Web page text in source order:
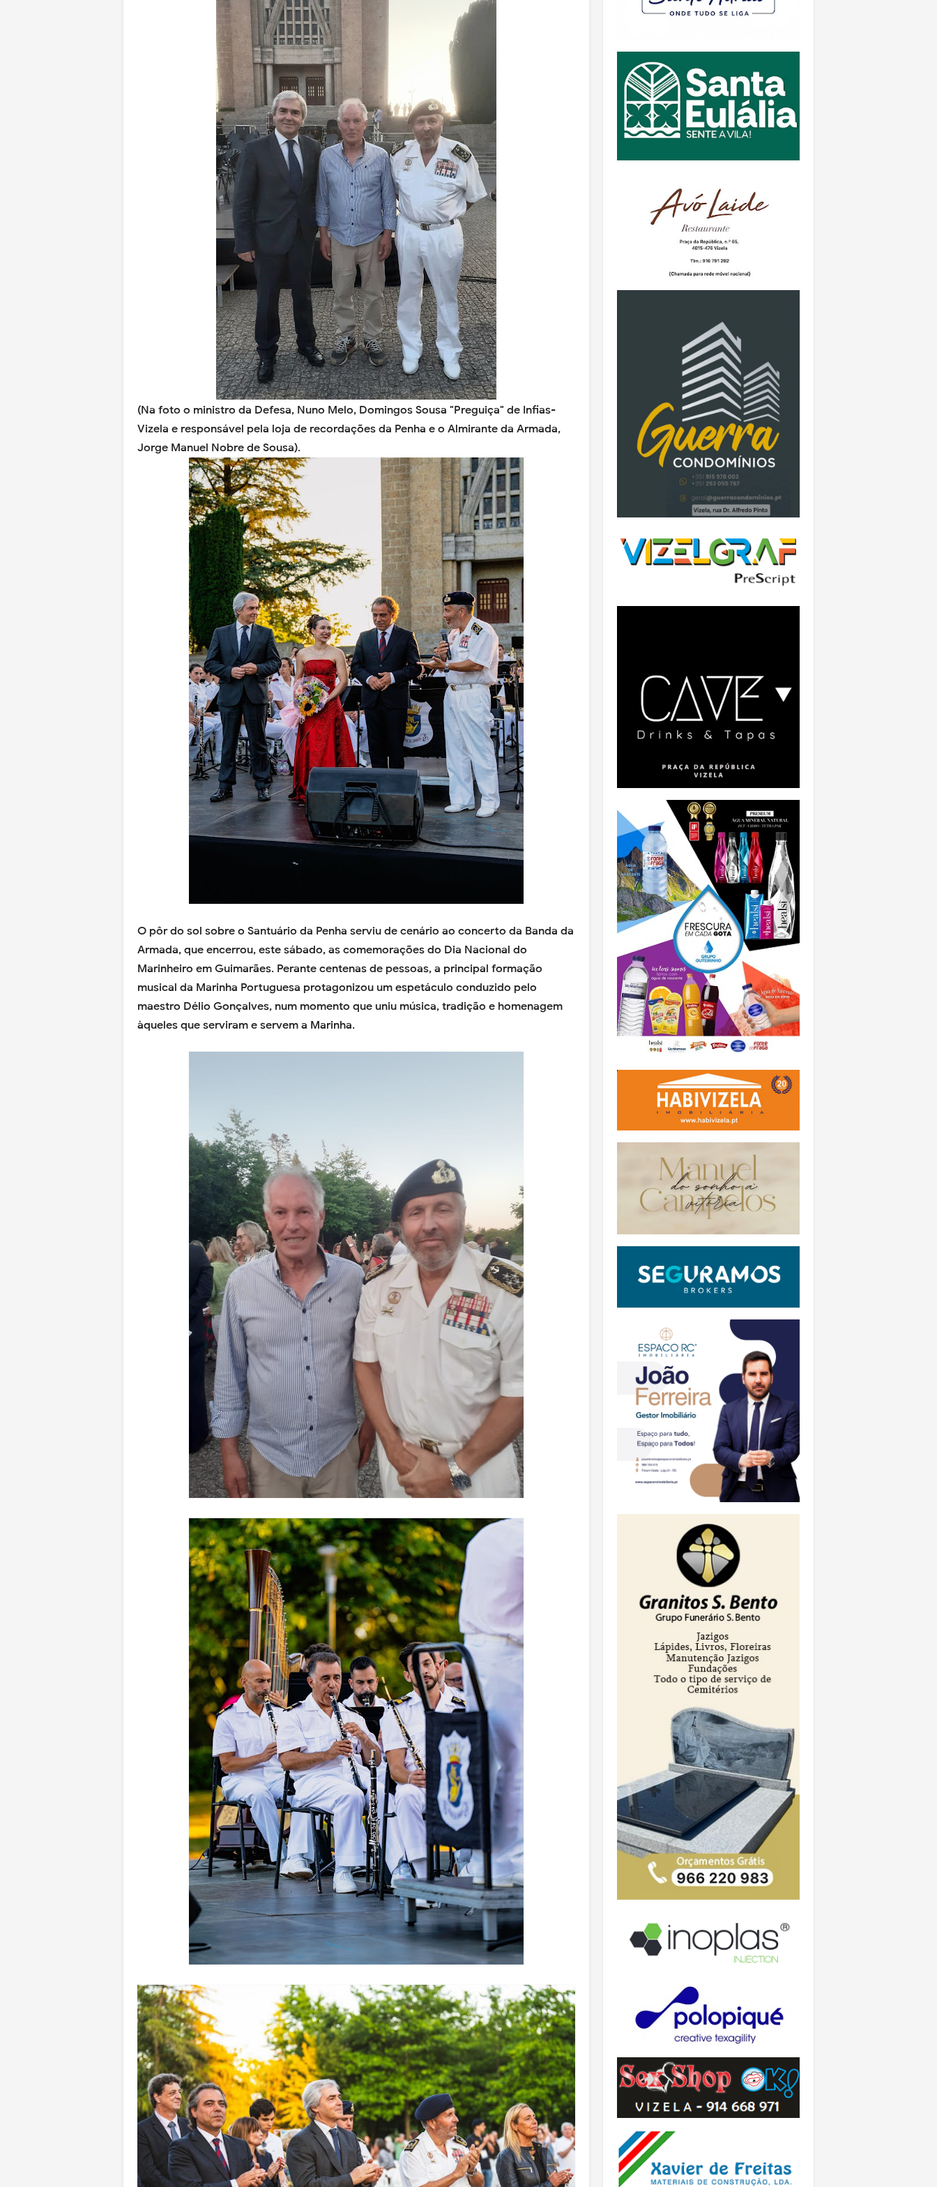
(Na foto o ministro da Defesa, Nuno Melo, Domingos Sousa "Preguiça" de Infias-
Vizela e responsável pela loja de recordações da Penha e o Almirante da Armada,
Jorge Manuel Nobre de Sousa).
O pôr do sol sobre o Santuário da Penha serviu de cenário ao concerto da Banda da
Armada, que encerrou, este sábado, as comemorações do Dia Nacional do
Marinheiro em Guimarães. Perante centenas de pessoas, a principal formação
musical da Marinha Portuguesa protagonizou um espetáculo conduzido pelo
maestro Délio Gonçalves, num momento que uniu música, tradição e homenagem
àqueles que serviram e servem a Marinha.